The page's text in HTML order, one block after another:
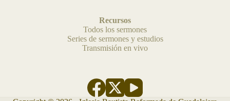
Recursos
Todos los sermones
Series de sermones y estudios
Transmisión en vivo